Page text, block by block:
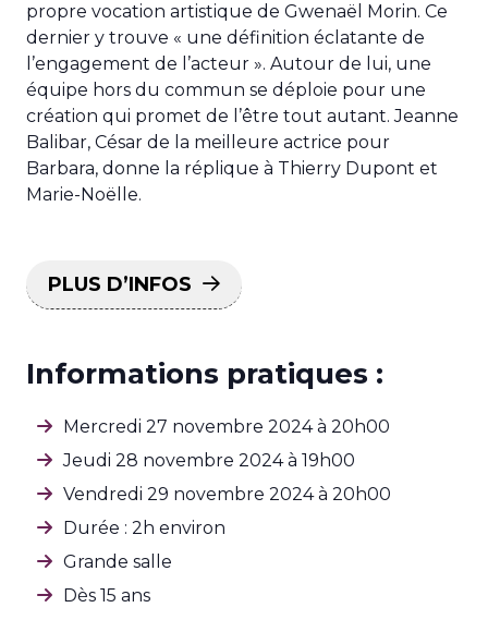
propre vocation artistique de Gwenaël Morin. Ce
dernier y trouve « une définition éclatante de
l’engagement de l’acteur ». Autour de lui, une
équipe hors du commun se déploie pour une
création qui promet de l’être tout autant. Jeanne
Balibar, César de la meilleure actrice pour
Barbara, donne la réplique à Thierry Dupont et
Marie-Noëlle.
PLUS D’INFOS
Informations pratiques :
Mercredi 27 novembre 2024 à 20h00
Jeudi 28 novembre 2024 à 19h00
Vendredi 29 novembre 2024 à 20h00
Durée : 2h environ
Grande salle
Dès 15 ans